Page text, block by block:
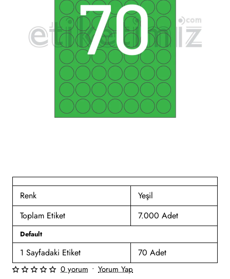
Renk
Yeşil
Toplam Etiket
7.000 Adet
Default
1 Sayfadaki Etiket 70 Adet
0 yorum • Yorum Yap